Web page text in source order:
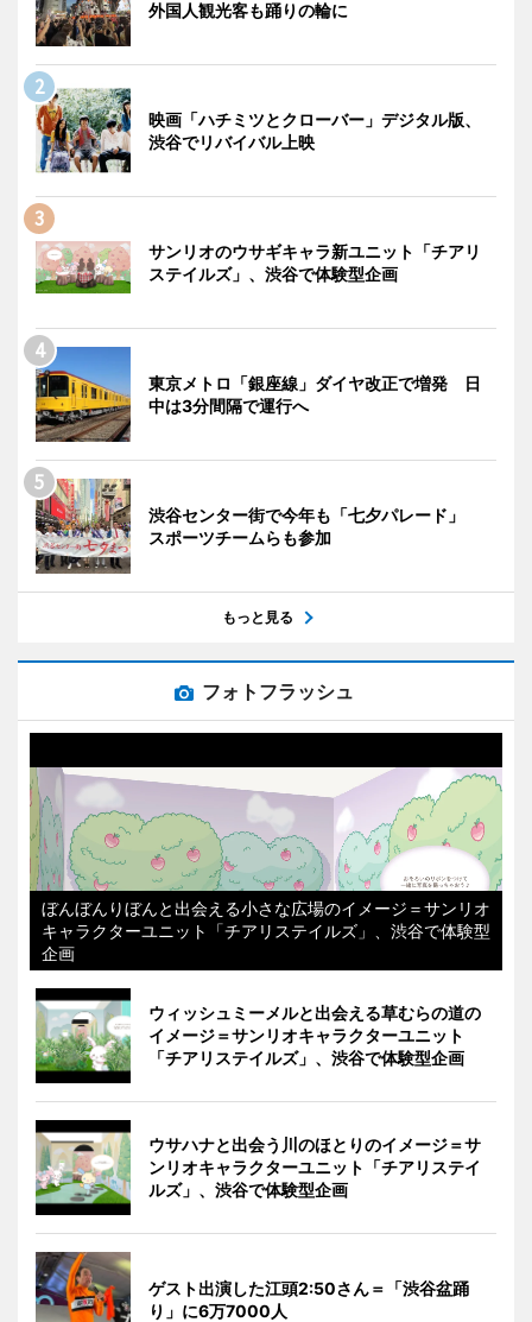
外国人観光客も踊りの輪に
映画「ハチミツとクローバー」デジタル版、
渋谷でリバイバル上映
サンリオのウサギキャラ新ユニット「チアリ
ステイルズ」、渋谷で体験型企画
東京メトロ「銀座線」ダイヤ改正で増発 日
中は3分間隔で運行へ
渋谷センター街で今年も「七夕パレード」
スポーツチームらも参加
もっと見る
フォトフラッシュ
ぼんぼんりぼんと出会える小さな広場のイメージ＝サンリオ
キャラクターユニット「チアリステイルズ」、渋谷で体験型
企画
ウィッシュミーメルと出会える草むらの道の
イメージ＝サンリオキャラクターユニット
「チアリステイルズ」、渋谷で体験型企画
ウサハナと出会う川のほとりのイメージ＝サ
ンリオキャラクターユニット「チアリステイ
ルズ」、渋谷で体験型企画
ゲスト出演した江頭2:50さん＝「渋谷盆踊
り」に6万7000人